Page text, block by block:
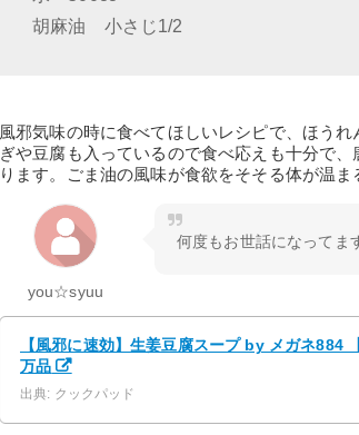
胡麻油 小さじ1/2
風邪気味の時に食べてほしいレシピで、ほう
ぎや豆腐も入っているので食べ応えも十分で
ります。ごま油の風味が食欲をそそる体が温ま
you☆syuu
何度もお世話になって
【風邪に速効】生姜豆腐スープ by メガネ884
万品
出典: クックパッド